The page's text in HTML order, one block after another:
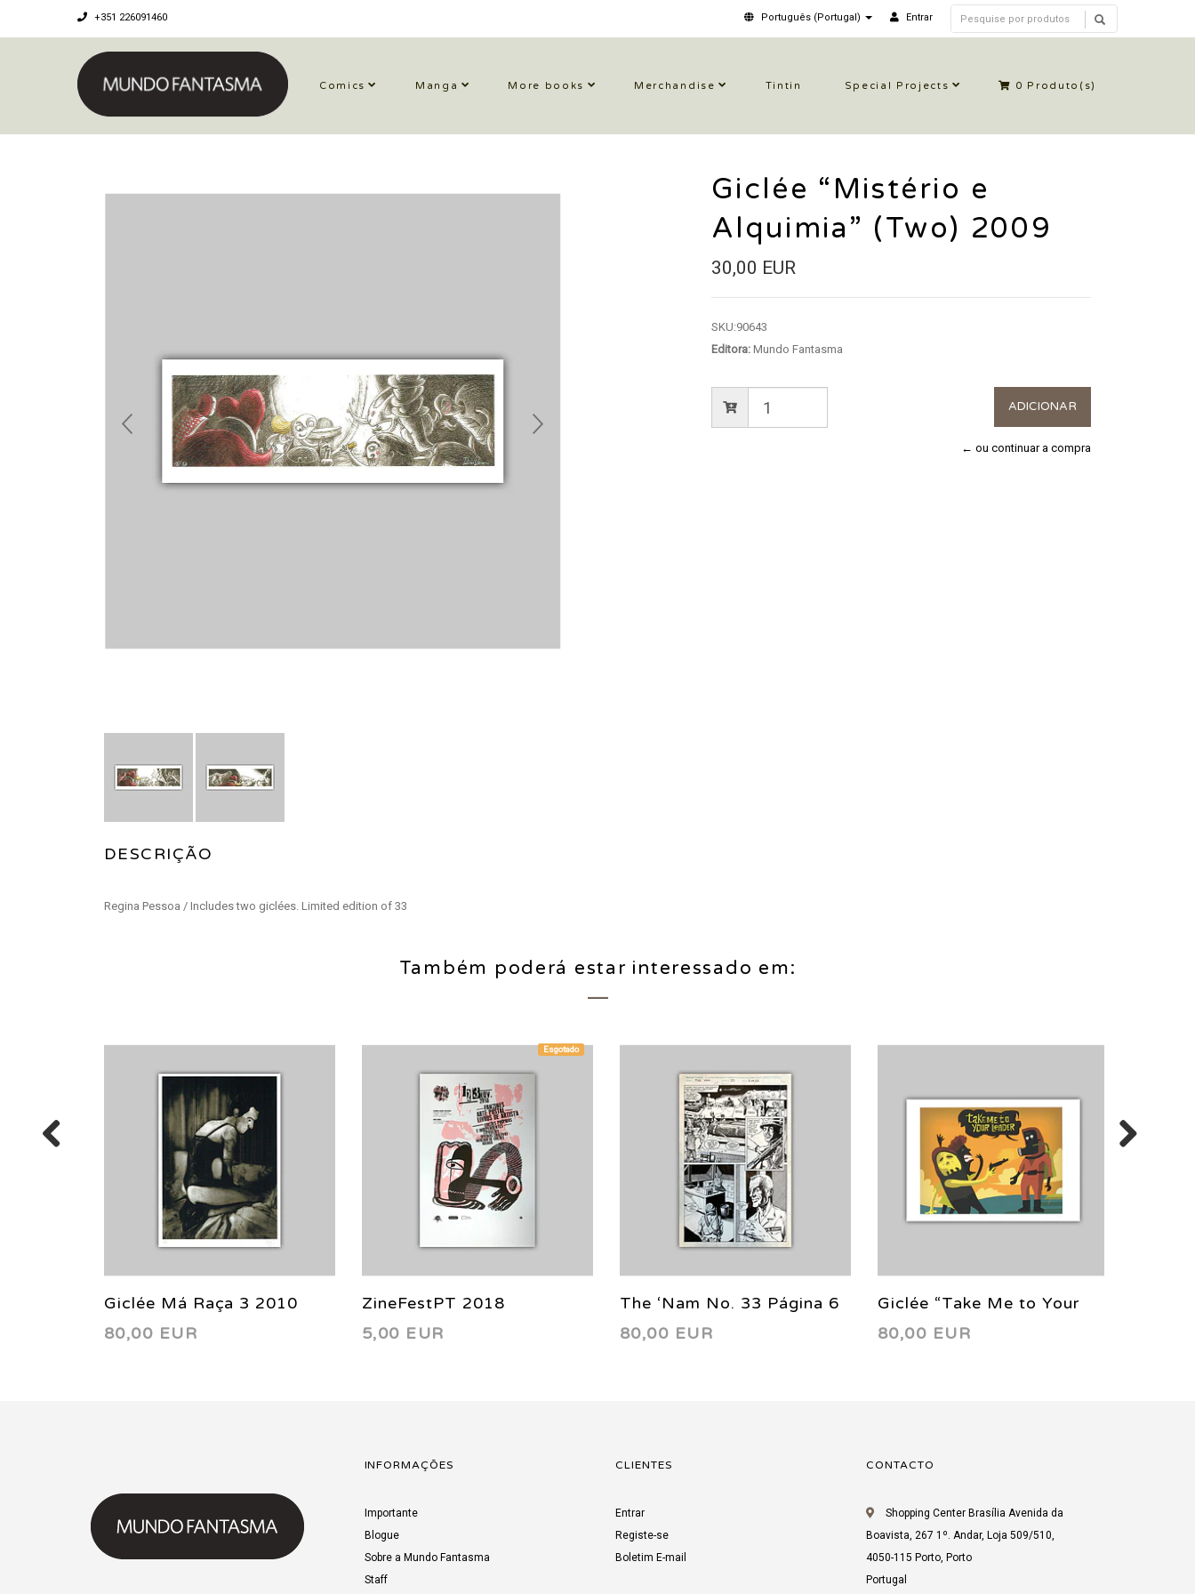
+351 226091460 Português (Portugal) Entrar
Comics Manga More books Merchandise Tintin Special Projects 0 Produto(s)
DESCRIÇÃO
Regina Pessoa / Includes two giclées. Limited edition of 33
Giclée “Mistério e
Alquimia” (Two) 2009
30,00 EUR
SKU:90643
Editora:Mundo Fantasma
← ou continuar a compra
Também poderá estar interessado em:
Giclée Má Raça 3 2010
80,00 EUR
Esgotado
ZineFestPT 2018
5,00 EUR
The ‘Nam No. 33 Página 6
(Original)
80,00 EUR
Giclée “Take Me to Your
Leader” 2018
80,00 EUR
INFORMAÇÕES
Importante
Blogue
Sobre a Mundo Fantasma
Staff
CLIENTES
Entrar
Registe-se
Boletim E-mail
CONTACTO
Shopping Center Brasília Avenida da
Boavista, 267 1º. Andar, Loja 509/510,
4050-115 Porto, Porto
Portugal